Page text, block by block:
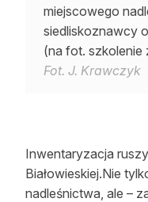
miejscowego
siedliskoznawcy
(na fot. szkolenie
Fot. J. Krawczyk
Inwentaryzacja
Białowieskiej.Nie
nadleśnictwa, ale –